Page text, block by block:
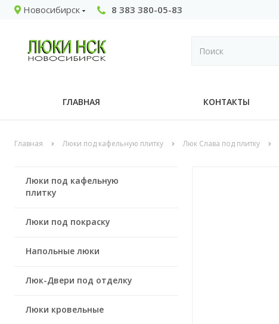
Новосибирск 8 383 380-05-83
ГЛАВНАЯ КОНТАКТЫ
Главная Люки под кафельную плитку Люк Слава под плитку
Люки под кафельную
плитку
Люки под покраску
Напольные люки
Люк-Двери под отделку
Люки кровельные